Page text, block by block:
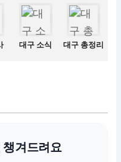
대구 소식 대구 총정리
챙겨드려요